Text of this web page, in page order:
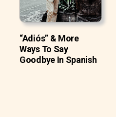
“Adiós” & More
Ways To Say
Goodbye In Spanish